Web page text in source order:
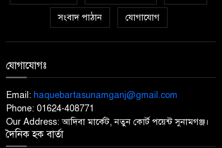
মসজিদের ইমাম-মুয়াজ্জিনের কাছ
থেকে চাঁদা আদায়, বিএনপির দুই
উদ্বোধন, বরিশালের উজিরপুরে
৮
তাহিরপুরে ফ্যামিলি কার্ড দেওয়ার
নাম করে,২৬ জনের কাছ থেকে ৭৮
৯
সংবাদ পাঠান যোগাযোগ
যোগাযোগঃ
Email: haquebartasunamganj@gmail.com
Phone: 01624-408771
Our Address: আদিবা মার্কেট, নতুন কোর্ট পয়েন্ট সুনামগঞ্জ।
দৈনিক হক বার্তা